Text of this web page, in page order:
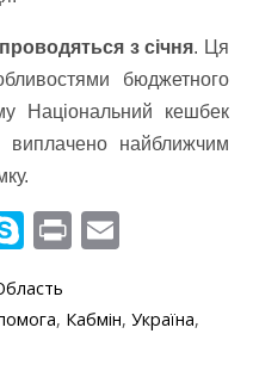
з січня. Ця
бюджетного
Національний кешбек
найближчим
S
y
Pr
t ai
l
, Кабмін, Україна,